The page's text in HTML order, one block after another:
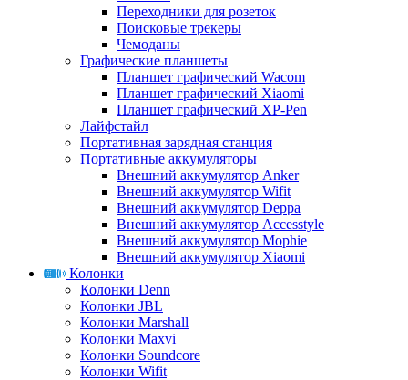
Переходники для розеток
Поисковые трекеры
Чемоданы
Графические планшеты
Планшет графический Wacom
Планшет графический Xiaomi
Планшет графический XP-Pen
Лайфстайл
Портативная зарядная станция
Портативные аккумуляторы
Внешний аккумулятор Anker
Внешний аккумулятор Wifit
Внешний аккумулятор Deppa
Внешний аккумулятор Accesstyle
Внешний аккумулятор Mophie
Внешний аккумулятор Xiaomi
Колонки
Колонки Denn
Колонки JBL
Колонки Marshall
Колонки Maxvi
Колонки Soundcore
Колонки Wifit